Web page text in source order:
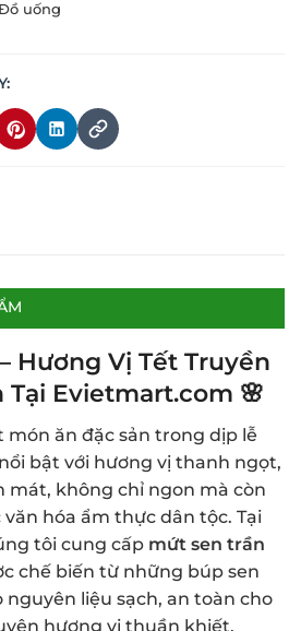
uống
Hương Vị Tết Truyền
Tại Evietmart.com 🌸
món ăn đặc sản trong dịp lễ
bật với hương vị thanh ngọt,
mát, không chỉ ngon mà còn
hóa ẩm thực dân tộc. Tại
tôi cung cấp mứt sen trần
chế biến từ những búp sen
liệu sạch, an toàn cho
hương vị thuần khiết.